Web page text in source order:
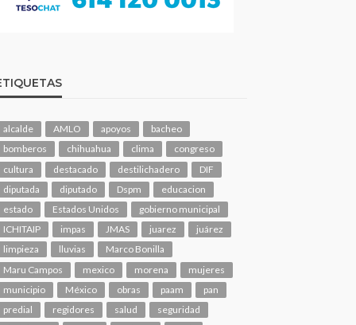
alcalde AMLO apoyos
bacheo
bomberos
chihuahua clima
congreso
cultura
destacado destilichadero
DIF
diputada
diputado Dspm
educacion
estado
Estados Unidos
gobierno municipal
ICHITAIP
impas JMAS juarez
juárez
limpieza
lluvias
Marco Bonilla
Maru Campos
mexico morena
mujeres
municipio
México obras paam
pan
predial
regidores salud
seguridad